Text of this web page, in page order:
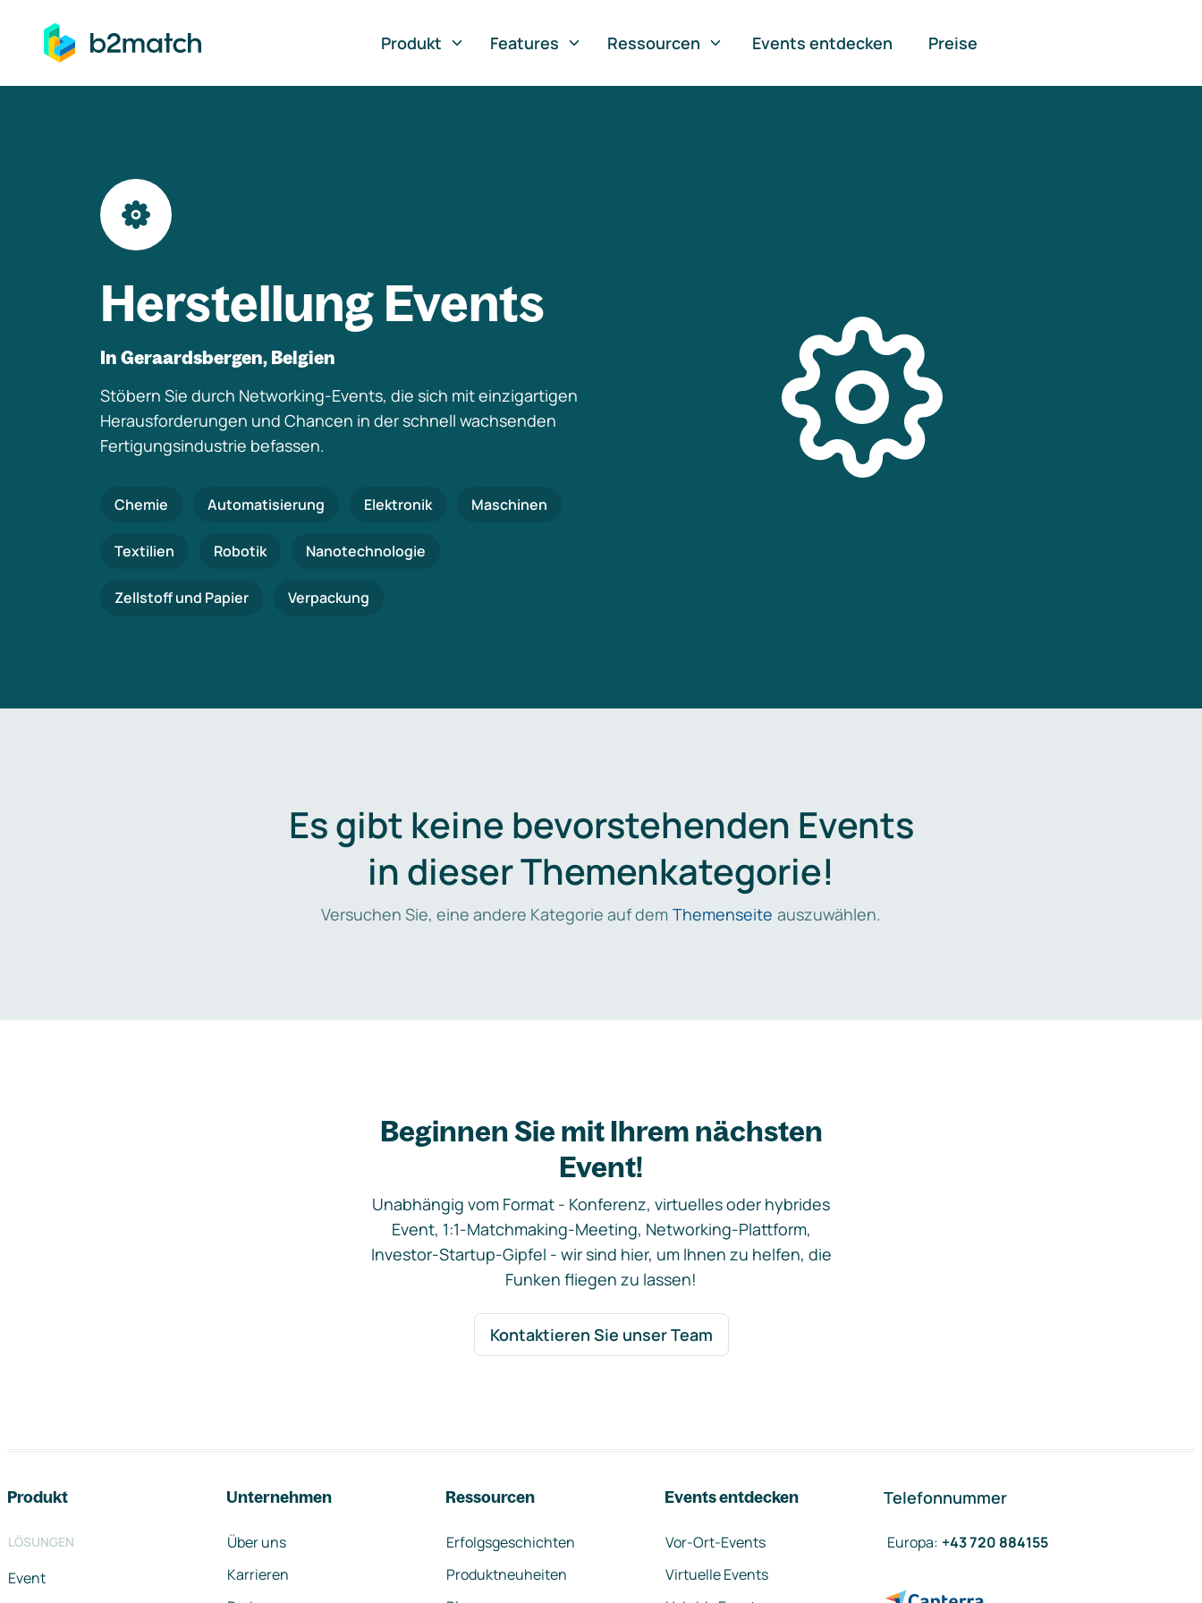
springen
Produkt
Features Ressourcen Events entdecken Preise
Herstellung Events
In Geraardsbergen, Belgien
Stöbern Sie durch Networking-Events, die sich mit einzigartigen
Herausforderungen und Chancen in der schnell wachsenden
Fertigungsindustrie befassen.
Chemie Automatisierung Elektronik Maschinen
Textilien Robotik Nanotechnologie
Zellstoff und Papier Verpackung
Es gibt keine bevorstehenden Events
in dieser Themenkategorie!
Versuchen Sie, eine andere Kategorie auf dem Themenseite auszuwählen.
Beginnen Sie mit Ihrem nächsten
Event!
Unabhängig vom Format - Konferenz, virtuelles oder hybrides
Event, 1:1-Matchmaking-Meeting, Networking-Plattform,
Investor-Startup-Gipfel - wir sind hier, um Ihnen zu helfen, die
Funken fliegen zu lassen!
Kontaktieren Sie unser Team
Produkt
LÖSUNGEN
Event
Unternehmen
Über uns
Karrieren
Ressourcen
Erfolgsgeschichten
Produktneuheiten
Events entdecken
Vor-Ort-Events
Virtuelle Events
Telefonnummer
Europa: +43 720 884155